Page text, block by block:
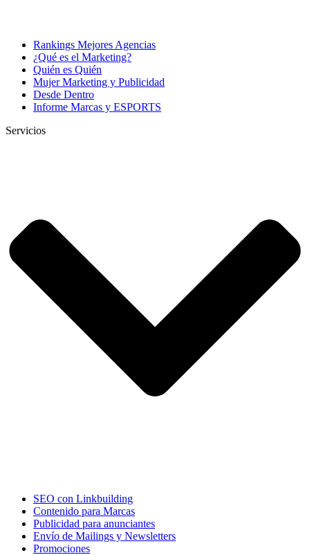
Rankings Mejores Agencias
¿Qué es el Marketing?
Quién es Quién
Mujer Marketing y Publicidad
Desde Dentro
Informe Marcas y ESPORTS
Servicios
SEO con Linkbuilding
Contenido para Marcas
Publicidad para anunciantes
Envío de Mailings y Newsletters
Promociones